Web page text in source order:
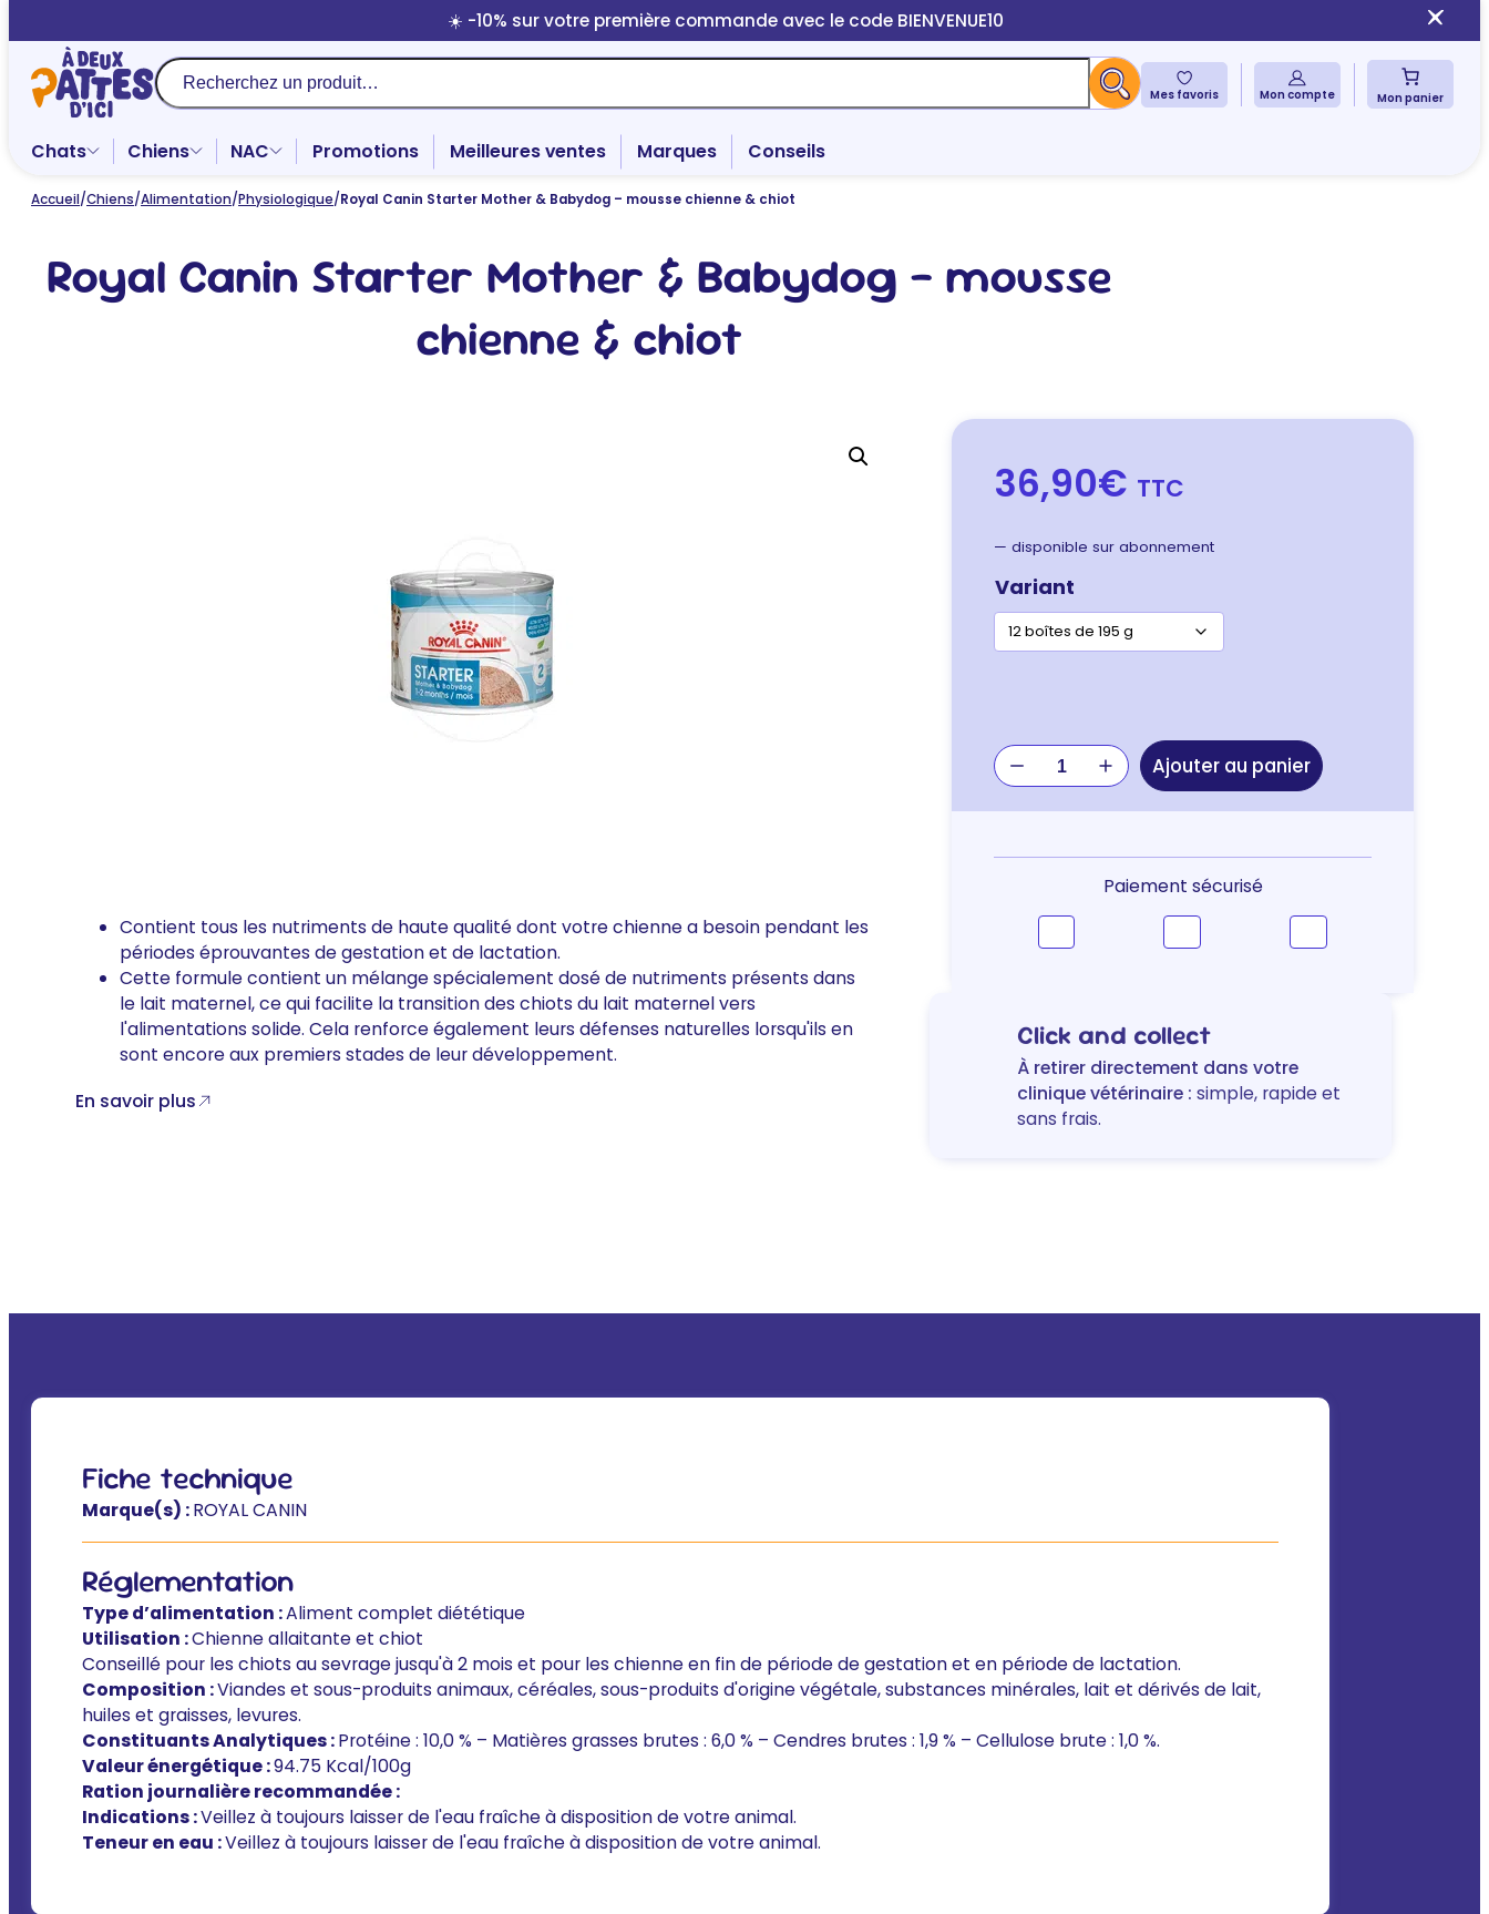
au
contenu
☀️ -10% sur votre première commande avec le code BIENVENUE10
Recherche
Mes favoris Mon compte Mon panier
Chats Chiens NAC Promotions Meilleures ventes Marques Conseils
Accueil/Chiens/Alimentation/Physiologique/Royal Canin Starter Mother & Babydog – mousse chienne & chiot
Royal Canin Starter Mother & Babydog – mousse
chienne & chiot
Contient tous les nutriments de haute qualité dont votre chienne a besoin pendant les
périodes éprouvantes de gestation et de lactation.
Cette formule contient un mélange spécialement dosé de nutriments présents dans
le lait maternel, ce qui facilite la transition des chiots du lait maternel vers
l'alimentations solide. Cela renforce également leurs défenses naturelles lorsqu'ils en
sont encore aux premiers stades de leur développement.
En savoir plus
36,90€ TTC
— disponible sur abonnement
Variant
quantité
de
Royal
Starter
chiot
Ajouter au panier
Paiement sécurisé
Click and collect
À retirer directement dans votre
clinique vétérinaire : simple, rapide et
sans frais.
Fiche technique
Marque(s) :ROYAL CANIN
Réglementation
Type d’alimentation :Aliment complet diététique
Utilisation :Chienne allaitante et chiot
Conseillé pour les chiots au sevrage jusqu'à 2 mois et pour les chienne en fin de période de gestation et en période de lactation.
Composition :Viandes et sous-produits animaux, céréales, sous-produits d'origine végétale, substances minérales, lait et dérivés de lait,
huiles et graisses, levures.
Constituants Analytiques :Protéine : 10,0 % – Matières grasses brutes : 6,0 % – Cendres brutes : 1,9 % – Cellulose brute : 1,0 %.
Valeur énergétique :94.75 Kcal/100g
Ration journalière recommandée :
Indications :Veillez à toujours laisser de l'eau fraîche à disposition de votre animal.
Teneur en eau :Veillez à toujours laisser de l'eau fraîche à disposition de votre animal.